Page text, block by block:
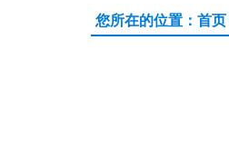
您所在的位置： 首页